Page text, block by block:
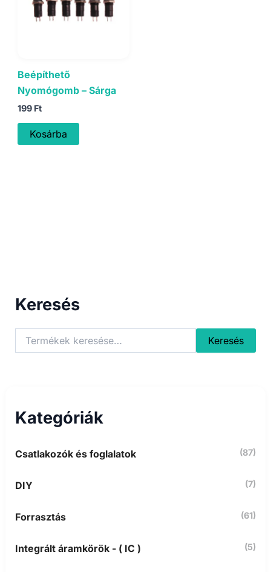
Keresés
a
v
k
z
e
Keresés
Kategóriák
Csatlakozók és foglalatok (87)
DIY (7)
Forrasztás (61)
Integrált áramkörök - ( IC ) (5)
Beépíthető
Nyomógomb – Sárga
199 Ft
Kosárba